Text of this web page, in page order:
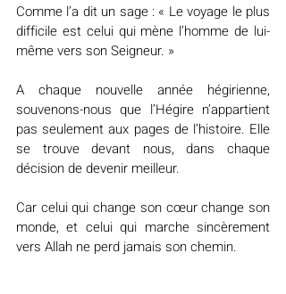
Comme l’a dit un sage : « Le voyage le plus
difficile est celui qui mène l’homme de lui-
même vers son Seigneur. »
A chaque nouvelle année hégirienne,
souvenons-nous que l’Hégire n’appartient
pas seulement aux pages de l’histoire. Elle
se trouve devant nous, dans chaque
décision de devenir meilleur.
Car celui qui change son cœur change son
monde, et celui qui marche sincèrement
vers Allah ne perd jamais son chemin.